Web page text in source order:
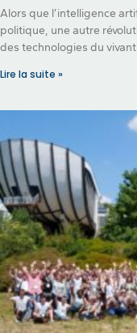
Alors que l’intelligence
politique, une autre
des technologies du
Lire la suite »